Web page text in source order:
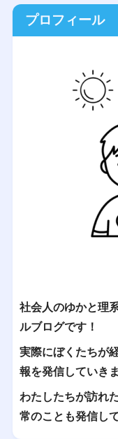
プロフィール
社会人のゆかと理
ルブログです！
実際にぼくたちが
報を発信していきま
わたしたちが訪れ
常のことも発信し